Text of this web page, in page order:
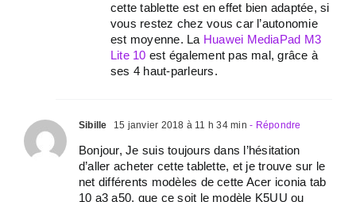
cette tablette est en effet bien adaptée, si
vous restez chez vous car l’autonomie
est moyenne. La Huawei MediaPad M3
Lite 10 est également pas mal, grâce à
ses 4 haut-parleurs.
Sibille 15 janvier 2018 à 11 h 34 min - Répondre
Bonjour, Je suis toujours dans l’hésitation
d’aller acheter cette tablette, et je trouve sur le
net différents modèles de cette Acer iconia tab
10 a3 a50, que ce soit le modèle K5UU ou